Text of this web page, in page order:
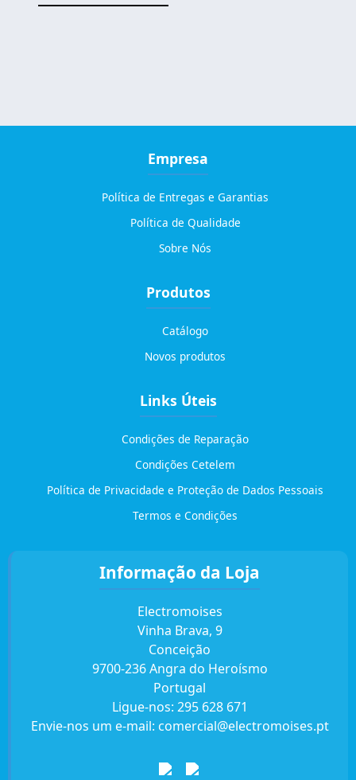
Empresa
Política de Entregas e Garantias
Política de Qualidade
Sobre Nós
Produtos
Catálogo
Novos produtos
Links Úteis
Condições de Reparação
Condições Cetelem
Política de Privacidade e Proteção de Dados Pessoais
Termos e Condições
Informação da Loja
Electromoises
Vinha Brava, 9
Conceição
9700-236 Angra do Heroísmo
Portugal
Ligue-nos: 295 628 671
Envie-nos um e-mail: comercial@electromoises.pt